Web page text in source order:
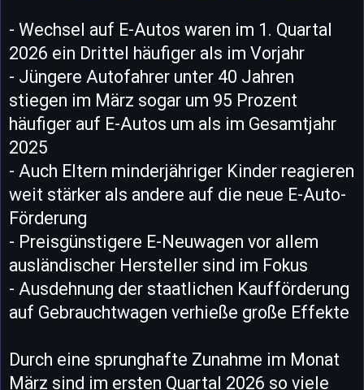
- Wechsel auf E-Autos waren im 1. Quartal
2026 ein Drittel häufiger als im Vorjahr
- Jüngere Autofahrer unter 40 Jahren
stiegen im März sogar um 95 Prozent
häufiger auf E-Autos um als im Gesamtjahr
2025
- Auch Eltern minderjähriger Kinder reagieren
weit stärker als andere auf die neue E-Auto-
Förderung
- Preisgünstigere E-Neuwagen vor allem
ausländischer Hersteller sind im Fokus
- Ausdehnung der staatlichen Kaufförderung
auf Gebrauchtwagen verhieße große Effekte
Durch eine sprunghafte Zunahme im Monat
März sind im ersten Quartal 2026 so viele